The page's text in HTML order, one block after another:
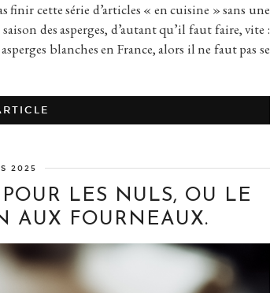
cette série d’articles « en cuisine » sans une
des asperges, d’autant qu’il faut faire, vite :
blanches en France, alors il ne faut pas se
2025
LES NULS, OU LE
AUX FOURNEAUX.